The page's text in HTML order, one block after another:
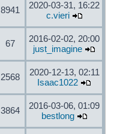
8941
2020-03-31, 16:22
c.vieri
67
2016-02-02, 20:00
just_imagine
2568
2020-12-13, 02:11
Isaac1022
3864
2016-03-06, 01:09
bestlong